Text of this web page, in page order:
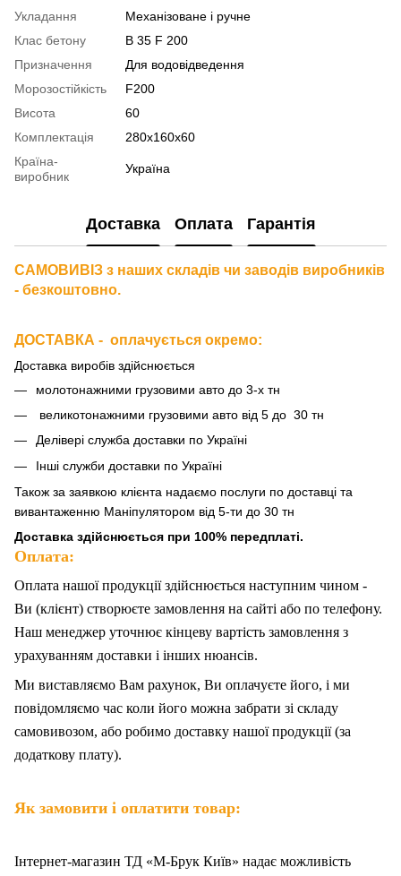
Укладання
Механізоване і ручне
Клас бетону
В 35 F 200
Призначення
Для водовідведення
Морозостійкість
F200
Висота
60
Комплектація
280х160х60
Країна-
виробник
Україна
Доставка Оплата Гарантія
САМОВИВІЗ з наших складів чи заводів виробників
- безкоштовно.
ДОСТАВКА - оплачується окремо:
Доставка виробів здійснюється
молотонажними грузовими авто до 3-х тн
великотонажними грузовими авто від 5 до 30 тн
Делівері служба доставки по Україні
Інші служби доставки по Україні
Також за заявкою клієнта надаємо послуги по доставці та
вивантаженню Маніпулятором від 5-ти до 30 тн
Доставка здійснюється при 100% передплаті.
Оплата:
Оплата нашої продукції здійснюється наступним чином -
Ви (клієнт) створюєте замовлення на сайті або по телефону.
Наш менеджер уточнює кінцеву вартість замовлення з
урахуванням доставки і інших нюансів.
Ми виставляємо Вам рахунок, Ви оплачуєте його, і ми
повідомляємо час коли його можна забрати зі складу
самовивозом, або робимо доставку нашої продукції (за
додаткову плату).
Як замовити і оплатити товар:
Інтернет-магазин ТД «М-Брук Київ» надає можливість